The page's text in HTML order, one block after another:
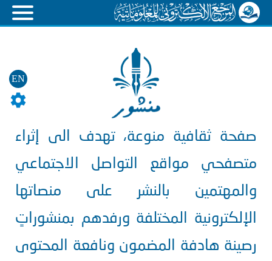
EN
صفحة ثقافية منوعة، تهدف الى إثراء
متصفحي مواقع التواصل الاجتماعي
والمهتمين بالنشر على منصاتها
الإلكترونية المختلفة ورفدهم بمنشوراتٍ
رصينة هادفة المضمون ونافعة المحتوى